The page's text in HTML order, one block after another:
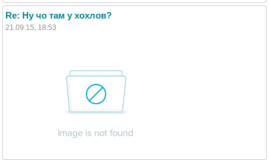
Re: Ну чо там у хохлов?
21.09.15, 18:53